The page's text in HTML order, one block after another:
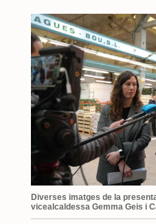
Diverses imatges de la
vicealcaldessa Gemma Geis i